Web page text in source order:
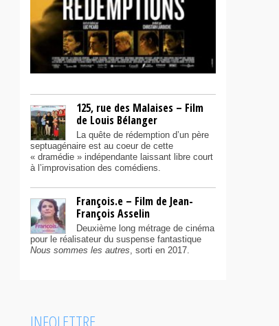
125, rue des Malaises – Film
de Louis Bélanger
La quête de rédemption d’un père
septuagénaire est au coeur de cette
« dramédie » indépendante laissant libre court
à l’improvisation des comédiens.
François.e – Film de Jean-
François Asselin
Deuxième long métrage de cinéma
pour le réalisateur du suspense fantastique
Nous sommes les autres, sorti en 2017.